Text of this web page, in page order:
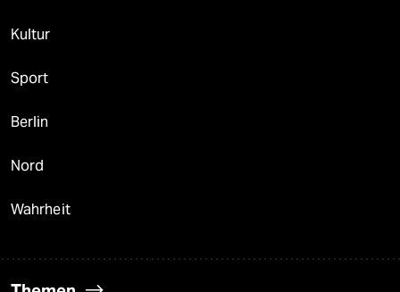
Kultur
Sport
Berlin
Nord
Wahrheit